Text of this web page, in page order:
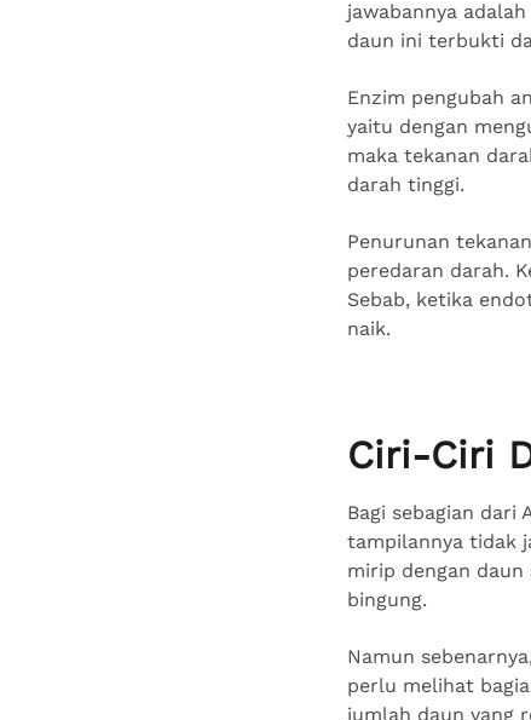
jawabannya
daun ini terbukti
Enzim pengubah
yaitu dengan
maka tekanan
darah tinggi.
Penurunan
peredaran darah.
Sebab, ketika
naik.
Ciri-Ciri
Bagi sebagian dari
tampilannya tidak
mirip dengan daun
bingung.
Namun
perlu melihat
jumlah daun yang